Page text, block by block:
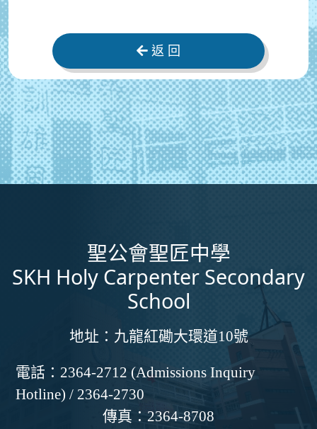
返 回
聖公會聖匠中學
SKH Holy Carpenter Secondary
School
地址： 九龍紅磡大環道10號
電話： 2364-2712 (Admissions Inquiry
Hotline) / 2364-2730
傳真： 2364-8708